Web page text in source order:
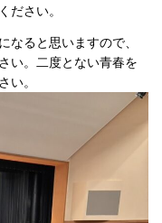
ださい。
なると思いますので、
い。二度とない青春を
い。